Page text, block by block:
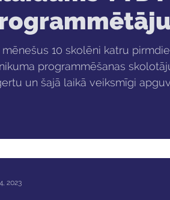
mēnešus 10 skolēni katru
programmēšanas
un šajā laikā veiksmīgi
2023